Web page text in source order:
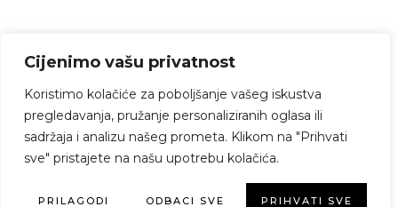
Cijenimo vašu privatnost
Koristimo kolačiće za poboljšanje vašeg iskustva
pregledavanja, pružanje personaliziranih oglasa ili
sadržaja i analizu našeg prometa. Klikom na "Prihvati
sve" pristajete na našu upotrebu kolačića.
PRILAGODI ODBACI SVE PRIHVATI SVE